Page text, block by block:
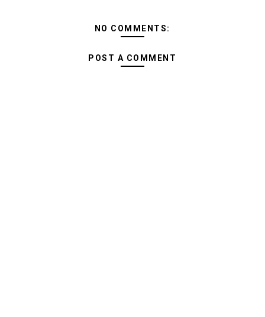
NO COMMENTS:
POST A COMMENT